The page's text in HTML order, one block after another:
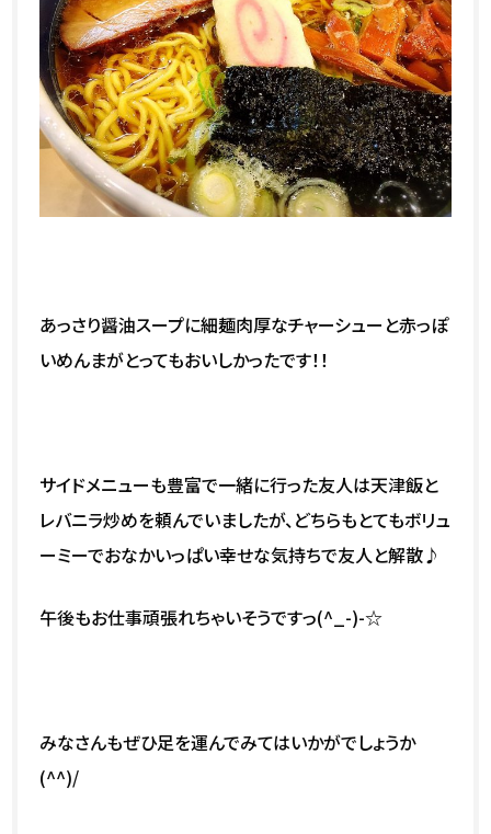
あっさり醤油スープに細麺肉厚なチャーシューと赤っぽ
いめんまがとってもおいしかったです！！
サイドメニューも豊富で一緒に行った友人は天津飯と
レバニラ炒めを頼んでいましたが、どちらもとてもボリュ
ーミーでおなかいっぱい幸せな気持ちで友人と解散♪
午後もお仕事頑張れちゃいそうですっ(^_-)-☆
みなさんもぜひ足を運んでみてはいかがでしょうか
(^^)/